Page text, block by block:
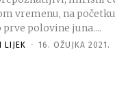
vremenu, na
prve polovine juna....
LIJEK - 16. OŽUJKA 2021.